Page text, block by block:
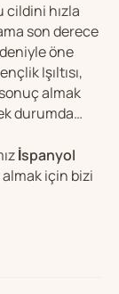
cildini hızla
son derece
öne
Işıltısı,
almak
durumda…
İspanyol
için bizi